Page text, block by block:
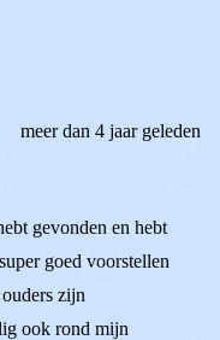
meer dan 4 jaar geleden
gevonden en hebt
goed voorstellen
zijn
ook rond mijn